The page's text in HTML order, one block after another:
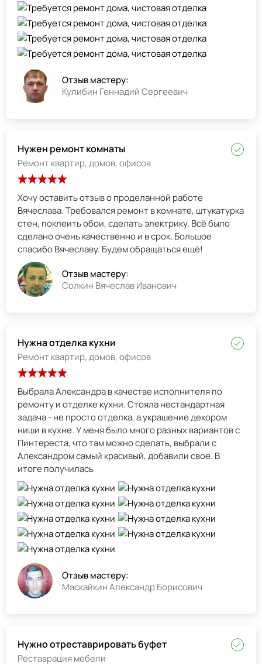
Отзыв мастеру:
Кулибин Геннадий Сергеевич
Нужен ремонт комнаты
Ремонт квартир, домов, офисов
Хочу оставить отзыв о проделанной работе
Вячеслава. Требовался ремонт в комнате, штукатурка
стен, поклеить обои, сделать электрику. Всё было
сделано очень качественно и в срок. Большое
спасибо Вячеславу. Будем обращаться ещё!
Отзыв мастеру:
Солкин Вячеслав Иванович
Нужна отделка кухни
Ремонт квартир, домов, офисов
Выбрала Александра в качестве исполнителя по
ремонту и отделке кухни. Стояла нестандартная
задача - не просто отделка, а украшение декором
ниши в кухне. У меня было много разных вариантов с
Пинтереста, что там можно сделать, выбрали с
Александром самый красивый, добавили свое. В
итоге получилась
Отзыв мастеру:
Маскайкин Александр Борисович
Нужно отреставрировать буфет
Реставрация мебели